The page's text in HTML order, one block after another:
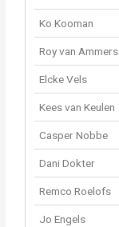
Ko Kooman
Roy van Ammers
Elcke Vels
Kees van Keulen
Casper Nobbe
Dani Dokter
Remco Roelofs
Jo Engels